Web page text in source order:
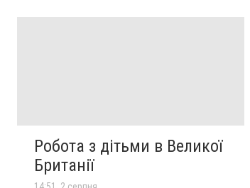
Робота з дітьми в Великої
Британії